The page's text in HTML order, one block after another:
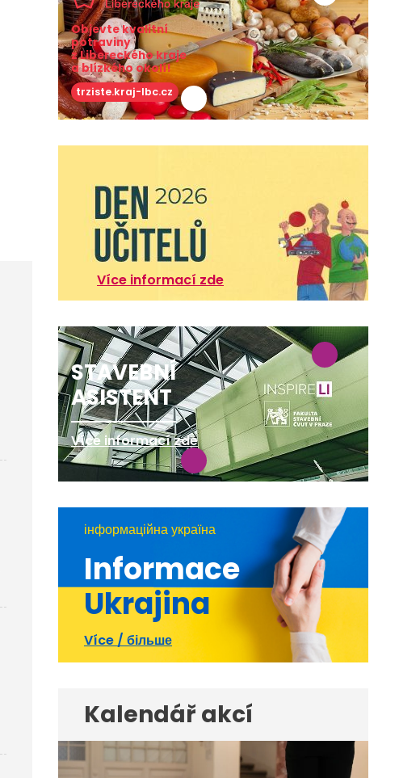
Objevte kvalitní
potraviny
z Libereckého kraje
a blízkého okolí!
trziste.kraj-lbc.cz
Více informací zde
STAVEBNÍ
ASISTENT
Více informací zde
інформаційна україна
Informace
Ukrajina
Více / більше
Kalendář akcí